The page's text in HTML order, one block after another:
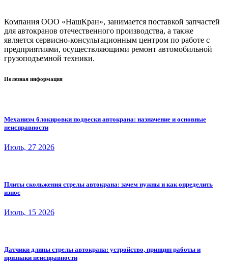
Компания ООО «НашКран», занимается поставкой запчастей
для автокранов отечественного производства, а также
является сервисно-консультационным центром по работе с
предприятиями, осуществляющими ремонт автомобильной
грузоподъемной техники.
Полезная информация
Механизм блокировки подвески автокрана: назначение и основные
неисправности
Июль, 27 2026
Плиты скольжения стрелы автокрана: зачем нужны и как определить
износ
Июль, 15 2026
Датчики длины стрелы автокрана: устройство, принцип работы и
признаки неисправности